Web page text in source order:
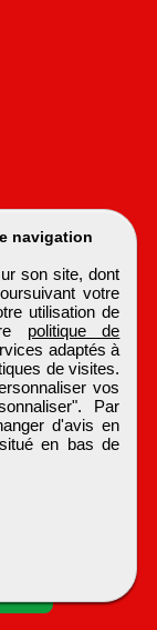
navigation
son site, dont
votre
utilisation de
politique de
adaptés à
de visites.
vos
Par
d'avis en
en bas de